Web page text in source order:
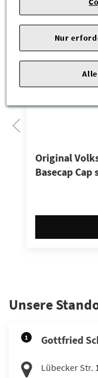
Original
Basecap Cap
Unsere
1 Gottfried
Lübecker Str.
Nur